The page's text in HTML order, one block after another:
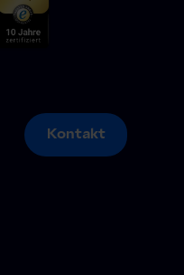
Kontakt
Kontakt